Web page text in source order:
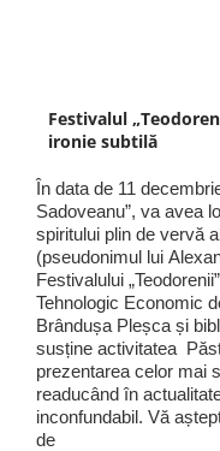
Festivalul
ironie subtilă
În data de 11
Sadoveanu”, va avea
spiritului plin de vervă
(pseudonimul lui
Festivalului
Tehnologic Economic
Brândușa Pleșca și
susține activitatea
prezentarea celor mai
readucând în
inconfundabil. Vă
de